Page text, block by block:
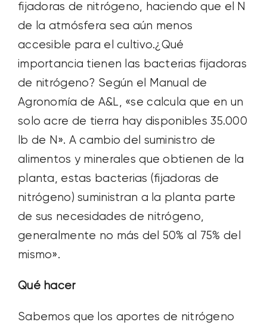
fijadoras de nitrógeno, haciendo que el N
de la atmósfera sea aún menos
accesible para el cultivo.¿Qué
importancia tienen las bacterias fijadoras
de nitrógeno? Según el Manual de
Agronomía de A&L, «se calcula que en un
solo acre de tierra hay disponibles 35.000
lb de N». A cambio del suministro de
alimentos y minerales que obtienen de la
planta, estas bacterias (fijadoras de
nitrógeno) suministran a la planta parte
de sus necesidades de nitrógeno,
generalmente no más del 50% al 75% del
mismo».
Qué hacer
Sabemos que los aportes de nitrógeno